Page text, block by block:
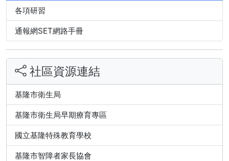
各項研習
通報網SET網路手冊
社區資源連結
基隆市衛生局
基隆市衛生局早期療育專區
國立基隆特殊教育學校
基隆市智障者家長協會